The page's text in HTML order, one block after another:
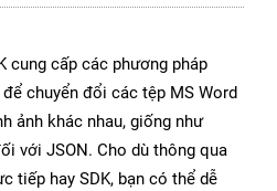
cung cấp các phương pháp
chuyển đổi các tệp MS Word
ảnh khác nhau, giống như
với JSON. Cho dù thông qua
tiếp hay SDK, bạn có thể dễ